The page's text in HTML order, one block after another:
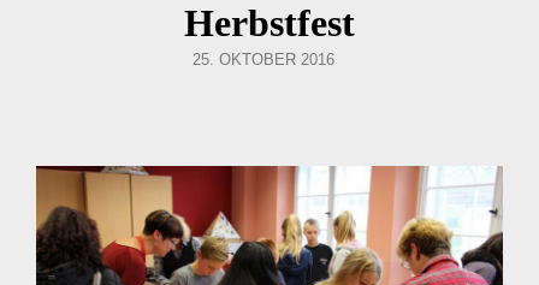
Herbstfest
POSTED
25. OKTOBER 2016